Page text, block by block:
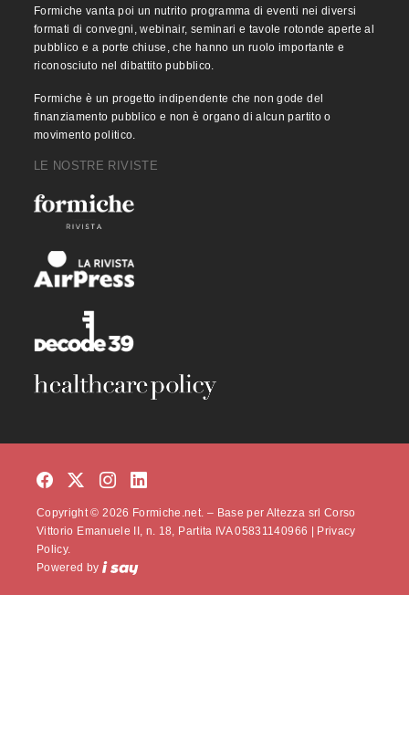
Formiche vanta poi un nutrito programma di eventi nei diversi
formati di convegni, webinair, seminari e tavole rotonde aperte al
pubblico e a porte chiuse, che hanno un ruolo importante e
riconosciuto nel dibattito pubblico.
Formiche è un progetto indipendente che non gode del
finanziamento pubblico e non è organo di alcun partito o
movimento politico.
LE NOSTRE RIVISTE
Copyright © 2026 Formiche.net. – Base per Altezza srl Corso
Vittorio Emanuele II, n. 18, Partita IVA 05831140966 |
Privacy
Policy.
Powered by